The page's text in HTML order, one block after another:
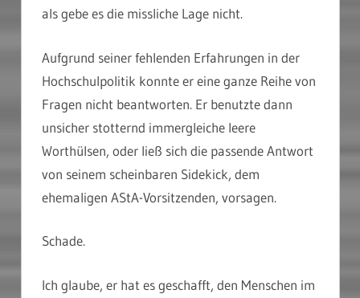
als gebe es die missliche Lage nicht.
Aufgrund seiner fehlenden Erfahrungen in der
Hochschulpolitik konnte er eine ganze Reihe von
Fragen nicht beantworten. Er benutzte dann
unsicher stotternd immergleiche leere
Worthülsen, oder ließ sich die passende Antwort
von seinem scheinbaren Sidekick, dem
ehemaligen AStA-Vorsitzenden, vorsagen.
Schade.
Ich glaube, er hat es geschafft, den Menschen im